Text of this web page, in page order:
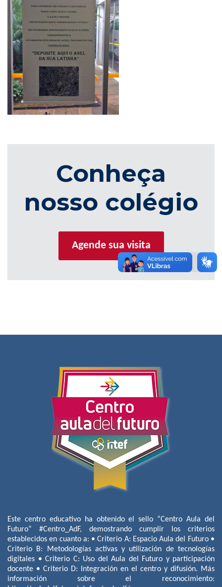
Conheça
nosso colégio
Agende sua visita
Este centro educativo ha obtenido el sello “Centro Aula del
Futuro” #Centro_AdF, demostrando cumplir los criterios
establecidos en cuanto a: • Criterio A: Espacio Aula del Futuro •
Criterio B: Metodologías activas y utilización de tecnologías
digitales • Criterio C: Uso del Aula del Futuro y participación
docente • Criterio D: Integración en el centro y difusión. Más
información sobre el reconocimiento: